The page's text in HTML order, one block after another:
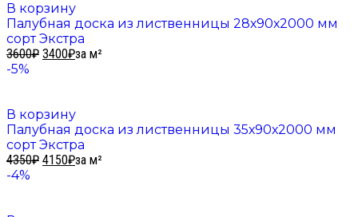
В корзину
Палубная доска из лиственницы 28х90х2000 мм
сорт Экстра
3600₽ 3400₽за м²
-5%
В корзину
Палубная доска из лиственницы 35х90х2000 мм
сорт Экстра
4350₽ 4150₽за м²
-4%